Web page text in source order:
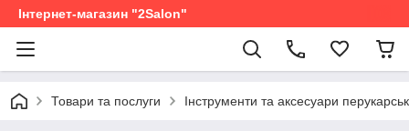
Інтернет-магазин "2Salon"
Товари та послуги Інструменти та аксесуари